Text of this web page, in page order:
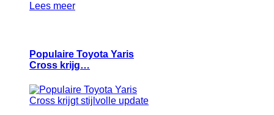
Lees meer
Populaire Toyota Yaris
Cross krijg…